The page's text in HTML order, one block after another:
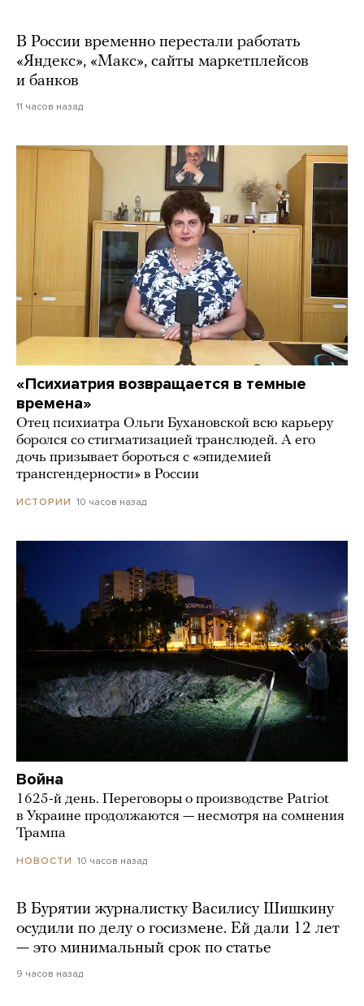
В России временно перестали работать
«Яндекс», «Макс», сайты маркетплейсов
и банков
11 часов назад
«Психиатрия возвращается в темные
времена»
Отец психиатра Ольги Бухановской всю карьеру
боролся со стигматизацией транслюдей. А его
дочь призывает бороться с «эпидемией
трансгендерности» в России
ИСТОРИИ 10 часов назад
Война
1625-й день. Переговоры о производстве Patriot
в Украине продолжаются — несмотря на сомнения
Трампа
НОВОСТИ 10 часов назад
В Бурятии журналистку Василису Шишкину
осудили по делу о госизмене. Ей дали 12 лет
— это минимальный срок по статье
9 часов назад